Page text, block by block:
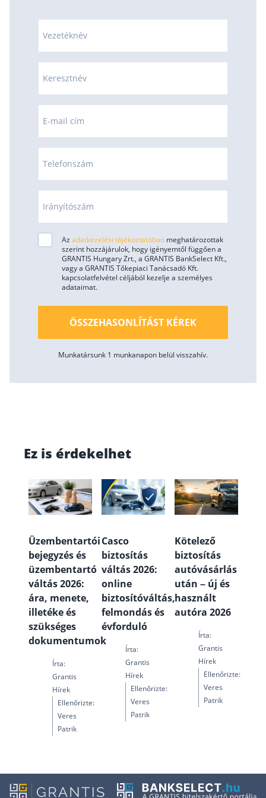
Vezetéknév
Keresztnév
E-mail cím
Telefonszám
Irányítószám
Az adatkezelési tájékoztatóban meghatározottak
szerint hozzájárulok, hogy igényemtől függően a
GRANTIS Hungary Zrt., a GRANTIS BankSelect Kft.,
vagy a GRANTIS Tőkepiaci Tanácsadó Kft.
kapcsolatfelvétel céljából kezelje a személyes
adataimat.
ÖSSZEHASONLÍTÁST KÉREK
Munkatársunk 1 munkanapon belül visszahív.
Ez is érdekelhet
Üzembentartói
bejegyzés és
üzembentartó
váltás 2026:
ára, menete,
illetéke és
szükséges
dokumentumok
Írta:
Grantis
Hírek
Ellenőrizte:
Veres
Patrik
Casco
biztosítás
váltás 2026:
online
biztosítóváltás,
felmondás és
évforduló
Írta:
Grantis
Hírek
Ellenőrizte:
Veres
Patrik
Kötelező
biztosítás
autóvásárlás
után – új és
használt
autóra 2026
Írta:
Grantis
Hírek
Ellenőrizte:
Veres
Patrik